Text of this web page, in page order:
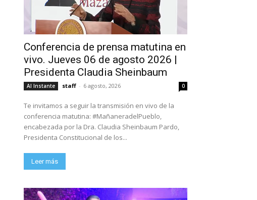
Conferencia de prensa matutina en
vivo. Jueves 06 de agosto 2026 |
Presidenta Claudia Sheinbaum
Al Instante staff - 6 agosto, 2026 0
Te invitamos a seguir la transmisión en vivo de la
conferencia matutina: #MañaneradelPueblo,
encabezada por la Dra. Claudia Sheinbaum Pardo,
Presidenta Constitucional de los...
Leer más